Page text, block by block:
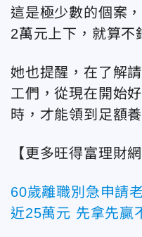
這是極少數的個案
2萬元上下，就算不
她也提醒，在了解
工們，從現在開始
時，才能領到足額
【更多旺得富理財網
60歲離職別急申請
近25萬元 先拿先贏